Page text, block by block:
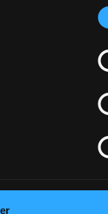
savoir